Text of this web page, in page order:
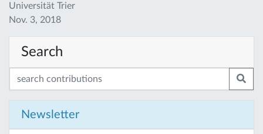
Universität Trier
Nov. 3, 2018
Search
Newsletter